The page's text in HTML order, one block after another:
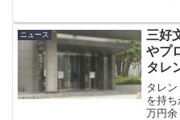
件の
SNS
ニュース
三好
やプ
タレ
タレ
を持
万円余